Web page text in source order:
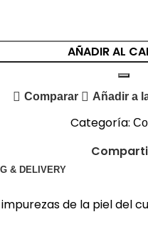
AÑADIR AL
Comparar Añadir a
Categoría:
& DELIVERY
de la piel del